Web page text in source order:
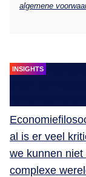
algemene
INSIGHTS
al is er veel
we kunnen
complexe